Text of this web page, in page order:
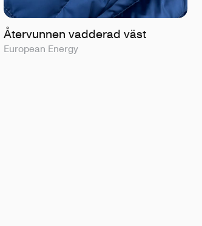
Återvunnen vadderad väst
European Energy